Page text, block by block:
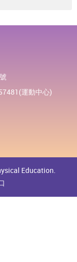
運動中心)
Education.